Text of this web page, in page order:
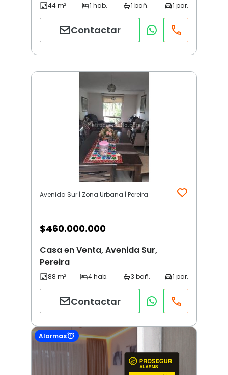
Contactar
Avenida Sur | Zona Urbana | Pereira
$460.000.000
Casa en Venta, Avenida Sur,
Pereira
Contactar
Alarmas